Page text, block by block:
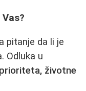
pitanje da li je
Odluka u
životne